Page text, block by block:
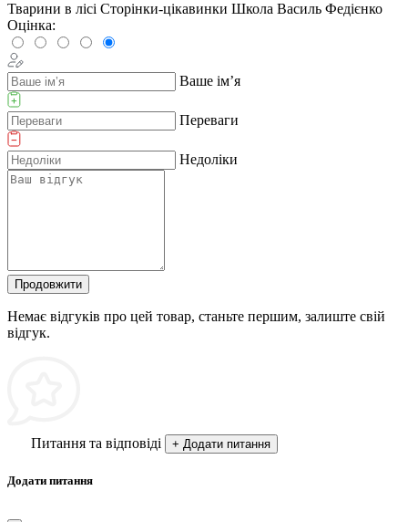
Тварини в лісі Сторінки-цікавинки Школа Василь Федієнко
Оцінка:
Ваше ім’я
Переваги
Недоліки
Продовжити
Немає відгуків про цей товар, станьте першим, залиште свій
відгук.
Питання та відповіді + Додати питання
Додати питання